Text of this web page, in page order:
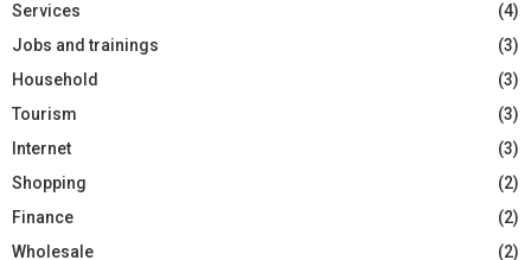
Services
(4)
Jobs and trainings
(3)
Household
(3)
Tourism
(3)
Internet
(3)
Shopping
(2)
Finance
(2)
Wholesale
(2)